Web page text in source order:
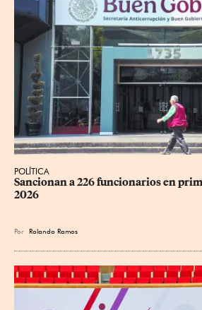
POLÍTICA
Sancionan a 226 funcionarios en
2026
Por Rolando Ramos